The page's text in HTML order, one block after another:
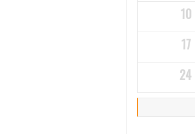
10
17
24